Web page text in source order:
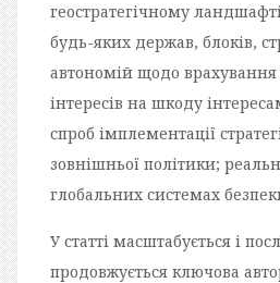
геостратегічному
будь-яких держав, блоків,
автономій щодо врахування
інтересів на шкоду
спроб імплементації
зовнішньої політики;
глобальних системах
У статті масштабується і
продовжується ключова